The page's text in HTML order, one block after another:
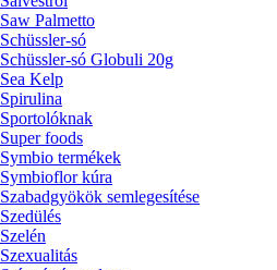
Saw Palmetto
Schüssler-só
Schüssler-só Globuli 20g
Sea Kelp
Spirulina
Sportolóknak
Super foods
Symbio termékek
Symbioflor kúra
Szabadgyökök semlegesítése
Szedülés
Szelén
Szexualitás